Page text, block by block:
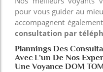
pour vous guider au
accompagnent
consultation par
Plannings Des
Avec L’un De Nos
Une Voyance DOM